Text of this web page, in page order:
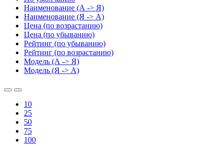
Наименование (А -> Я)
Наименование (Я -> А)
Цена (по возрастанию)
Цена (по убыванию)
Рейтинг (по убыванию)
Рейтинг (по возрастанию)
Модель (А -> Я)
Модель (Я -> А)
10
25
50
75
100